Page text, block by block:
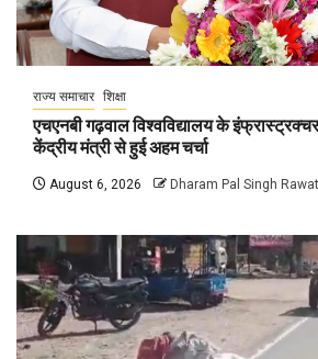
राज्य समाचार शिक्षा
एचएनबी गढ़वाल विश्वविद्यालय के
केंद्रीय मंत्री से हुई अहम चर्चा
August 6, 2026 Dharam Pal Singh Rawat